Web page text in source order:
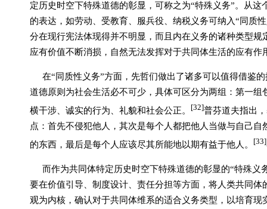
定历史时空下特殊道德的彰显，可称之为“特殊义务”。从
的表达，如劳动、受教育、服兵役、纳税义务可纳入“同质
分在现行宪法体现得并不明显，而且内在义务的诸种类型
应有价值不断消损，自然无法发挥对于共同体生活的应有作
在“同质性义务”方面，先哲们做出了诸多可以值得借鉴
道德原则为社会生活必不可少，具体可区分为两组：第一
横干涉、诚实的行为、礼貌和社会公正。
[32]普芬道夫指出
点：首先不侵犯他人，其次是每个人都把他人当做与自己
的东西，最后是每个人应该尽其所能地以期有益于他人。
[33]
而作为共同体特定历史时空下特殊道德的彰显的“特殊义
要在价值引导、制度设计、责任分担等方面，将人类共同
观为内核，确认对于共同体维系的适合义务类型，以培育现